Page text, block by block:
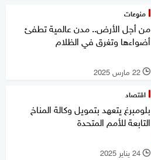
منوعات
من أجل الأرض.. مدن عالمية تطفئ
أضواءها وتغرق في الظلام
l 22 مارس 2025
اقتصاد
بلومبرغ يتعهد بتمويل وكالة المناخ
التابعة للأمم المتحدة
l 24 يناير 2025